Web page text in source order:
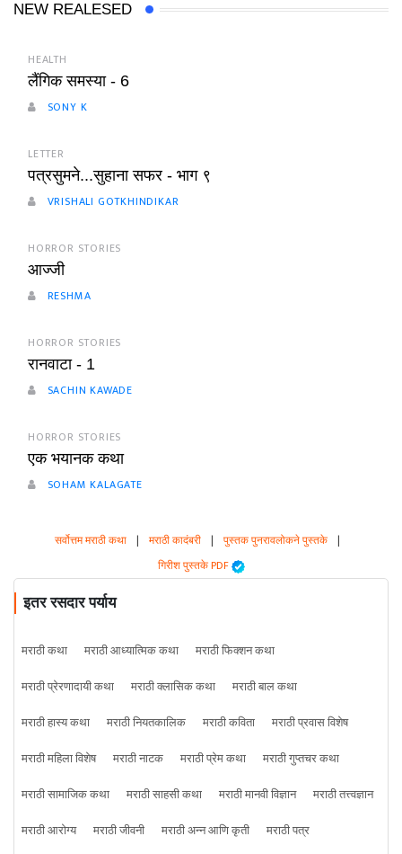
NEW REALESED
HEALTH
लैंगिक समस्या - 6
SONY K
LETTER
पत्रसुमने...सुहाना सफर - भाग ९
VRISHALI GOTKHINDIKAR
HORROR STORIES
आज्जी
RESHMA
HORROR STORIES
रानवाटा - 1
SACHIN KAWADE
HORROR STORIES
एक भयानक कथा
SOHAM KALAGATE
सर्वोत्तम मराठी कथा | मराठी कादंबरी | पुस्तक पुनरावलोकने पुस्तके |
गिरीश पुस्तके PDF
इतर रसदार पर्याय
मराठी कथा मराठी आध्यात्मिक कथा
मराठी फिक्शन कथा
मराठी प्रेरणादायी कथा
मराठी क्लासिक कथा
मराठी बाल कथा
मराठी हास्य कथा
मराठी नियतकालिक मराठी कविता
मराठी प्रवास विशेष
मराठी महिला विशेष
मराठी नाटक मराठी प्रेम कथा
मराठी गुप्तचर कथा
मराठी सामाजिक कथा
मराठी साहसी कथा मराठी मानवी विज्ञान
मराठी तत्त्वज्ञान
मराठी आरोग्य
मराठी जीवनी मराठी अन्न आणि कृती
मराठी पत्र